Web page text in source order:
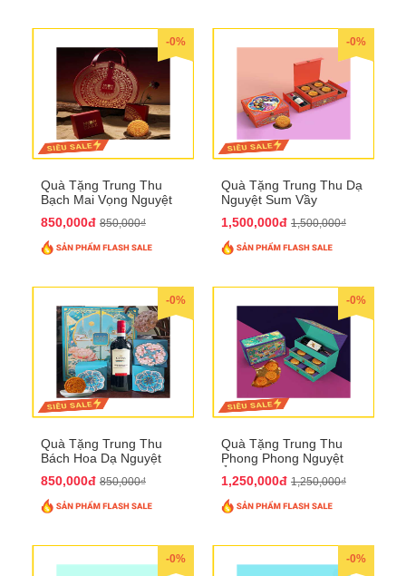
-0%
Quà Tặng Trung Thu
Bạch Mai Vọng Nguyệt
850,000đ 850,000₫
-0%
Quà Tặng Trung Thu Dạ
Nguyệt Sum Vầy
1,500,000đ 1,500,000₫
-0%
Quà Tặng Trung Thu
Bách Hoa Dạ Nguyệt
850,000đ 850,000₫
-0%
Quà Tặng Trung Thu
Phong Phong Nguyệt
1,250,000đ 1,250,000₫
-0% -0%